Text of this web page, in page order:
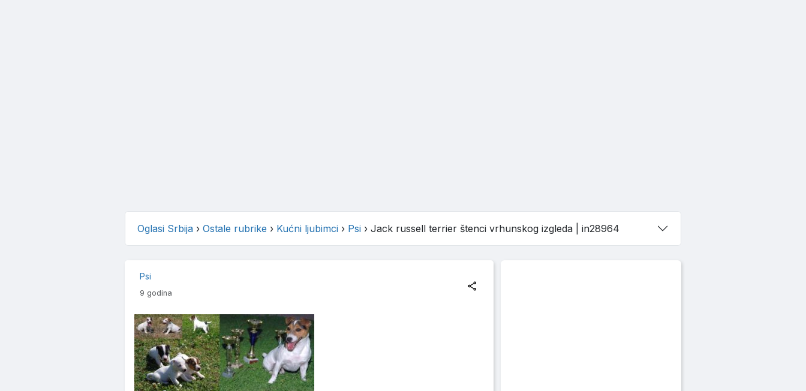
Oglasi Srbija› Ostale rubrike › Kućni ljubimci› Psi› Jack russell terrier štenci vrhunskog izgleda| in28964
Psi
9 godina